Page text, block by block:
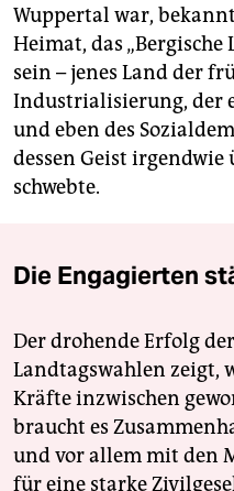
Wuppertal war,
Heimat, das „Bergische
sein – jenes Land der
Industrialisierung, der
und eben des
dessen Geist irgendwie
schwebte.
Die Engagierten
Der drohende Erfolg
Landtagswahlen zeigt,
Kräfte inzwischen
braucht es
und vor allem mit den
für eine starke